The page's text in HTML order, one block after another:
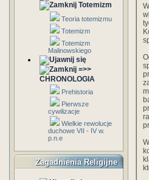
Totemizm
Teoria totemizmu
Totemizm
Totemizm
Malinowskiego
=>>
CHRONOLOGIA
Prehistoria
Pierwsze
cywilizacje
Wielkie rewolucje
duchowe VII - IV w.
p.n.e
Zagadnienia Religijne